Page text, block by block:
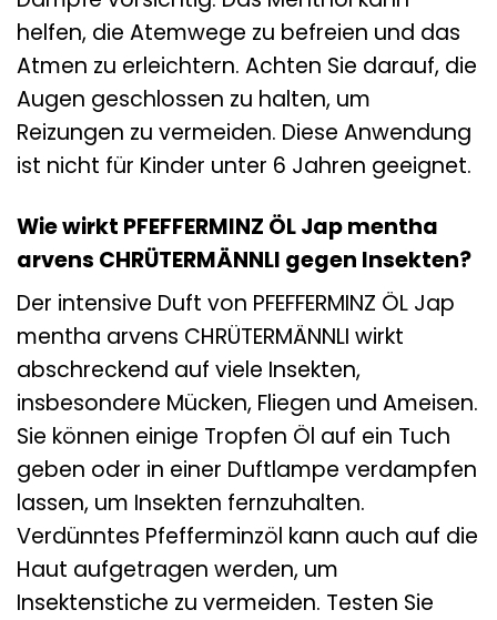
helfen, die Atemwege zu befreien und das
Atmen zu erleichtern. Achten Sie darauf, die
Augen geschlossen zu halten, um
Reizungen zu vermeiden. Diese Anwendung
ist nicht für Kinder unter 6 Jahren geeignet.
Wie wirkt PFEFFERMINZ ÖL Jap mentha
arvens CHRÜTERMÄNNLI gegen Insekten?
Der intensive Duft von PFEFFERMINZ ÖL Jap
mentha arvens CHRÜTERMÄNNLI wirkt
abschreckend auf viele Insekten,
insbesondere Mücken, Fliegen und Ameisen.
Sie können einige Tropfen Öl auf ein Tuch
geben oder in einer Duftlampe verdampfen
lassen, um Insekten fernzuhalten.
Verdünntes Pfefferminzöl kann auch auf die
Haut aufgetragen werden, um
Insektenstiche zu vermeiden. Testen Sie